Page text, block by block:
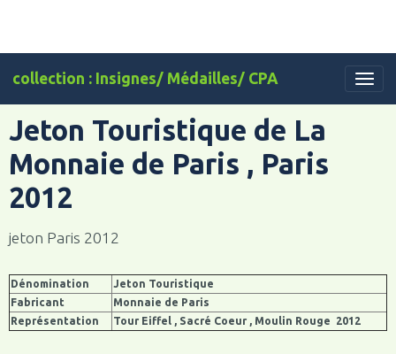
collection : Insignes/ Médailles/ CPA
Jeton Touristique de La
Monnaie de Paris , Paris
2012
jeton Paris 2012
Dénomination
Jeton Touristique
Fabricant
Monnaie de Paris
Représentation
Tour Eiffel , Sacré Coeur , Moulin Rouge 2012